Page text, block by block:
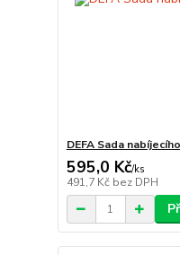
DEFA Sada
595,0 Kč/ks
491,7 Kč bez DPH